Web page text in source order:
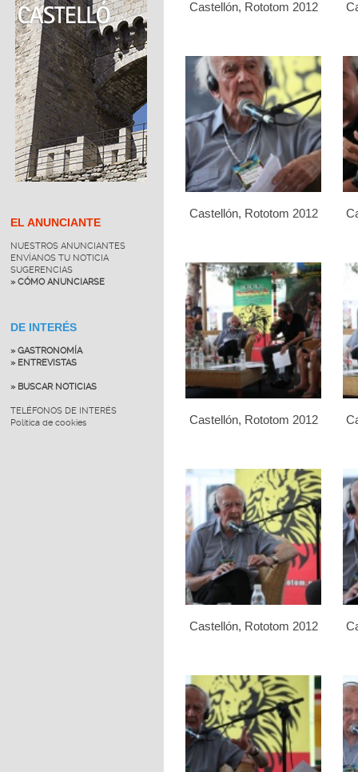
EL ANUNCIANTE
NUESTROS ANUNCIANTES
ENVÍANOS TU NOTICIA
SUGERENCIAS
» CÓMO ANUNCIARSE
DE INTERÉS
» GASTRONOMÍA
» ENTREVISTAS
» BUSCAR NOTICIAS
TELÉFONOS DE INTERÉS
Política de cookies
Castellón, Rototom 2012
Castellón, Rototom 2012
Castellón, Rototom 2012
Castellón, Rototom 2012